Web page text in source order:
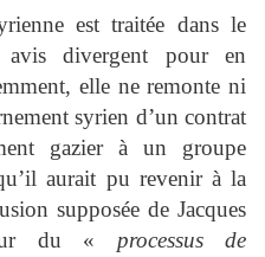
est traitée dans le
divergent pour en
elle ne remonte ni
syrien d’un contrat
gazier à un groupe
aurait pu revenir à la
supposée de Jacques
du « processus de